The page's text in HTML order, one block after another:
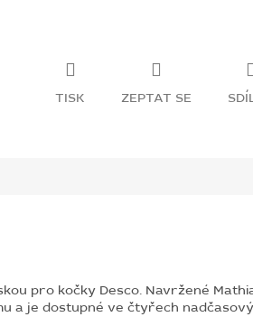
TISK ZEPTAT SE
pro kočky Desco. Navržené
a je dostupné ve čtyřech